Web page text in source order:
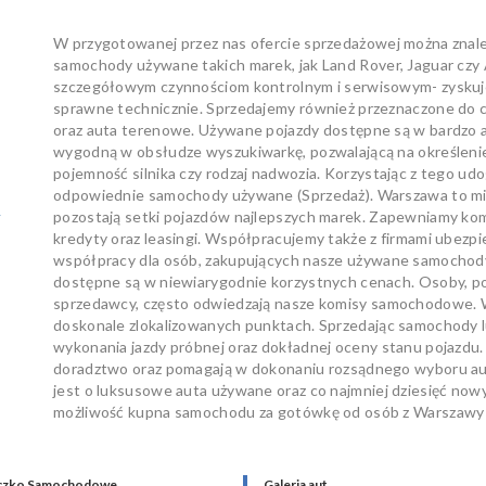
W przygotowanej przez nas ofercie sprzedażowej można
samochody używane takich marek, jak Land Rover, Jaguar
szczegółowym czynnościom kontrolnym i serwisowym-
sprawne technicznie. Sprzedajemy również przeznaczone
oraz auta terenowe. Używane pojazdy dostępne są w bardzo
wygodną w obsłudze wyszukiwarkę, pozwalającą na
pojemność silnika czy rodzaj nadwozia. Korzystając z tego
odpowiednie samochody używane (Sprzedaż). Warszawa to
pozostają setki pojazdów najlepszych marek. Zapewniamy
kredyty oraz leasingi. Współpracujemy także z firmami
współpracy dla osób, zakupujących nasze używane
dostępne są w niewiarygodnie korzystnych cenach. Osoby,
sprzedawcy, często odwiedzają nasze komisy
doskonale zlokalizowanych punktach. Sprzedając
wykonania jazdy próbnej oraz dokładnej oceny stanu
doradztwo oraz pomagają w dokonaniu rozsądnego wyboru
jest o luksusowe auta używane oraz co najmniej dziesięć
możliwość kupna samochodu za gotówkę od osób z